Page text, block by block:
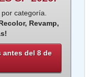
categoría.
Revamp,
antes del 8 de